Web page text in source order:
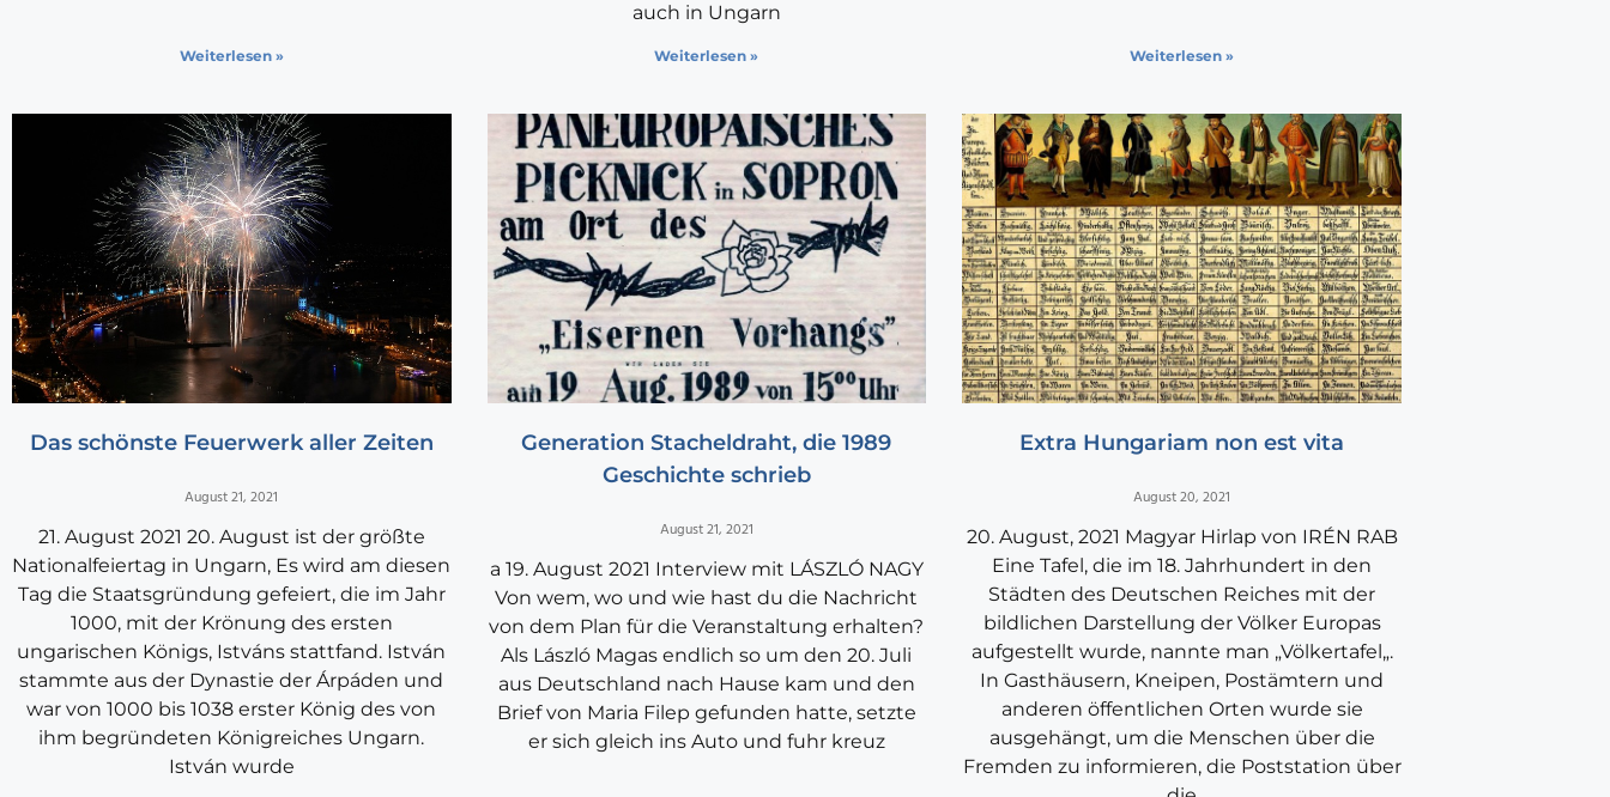
Weiterlesen »
auch in Ungarn
Weiterlesen » Weiterlesen »
Das schönste Feuerwerk aller Zeiten
August 21, 2021
21. August 2021 20. August ist der größte
Nationalfeiertag in Ungarn, Es wird am diesen
Tag die Staatsgründung gefeiert, die im Jahr
1000, mit der Krönung des ersten
ungarischen Königs, Istváns stattfand. István
stammte aus der Dynastie der Árpáden und
war von 1000 bis 1038 erster König des von
ihm begründeten Königreiches Ungarn.
István wurde
Generation Stacheldraht, die 1989
Geschichte schrieb
August 21, 2021
a 19. August 2021 Interview mit LÁSZLÓ NAGY
Von wem, wo und wie hast du die Nachricht
von dem Plan für die Veranstaltung erhalten?
Als László Magas endlich so um den 20. Juli
aus Deutschland nach Hause kam und den
Brief von Maria Filep gefunden hatte, setzte
er sich gleich ins Auto und fuhr kreuz
Extra Hungariam non est vita
August 20, 2021
20. August, 2021 Magyar Hirlap von IRÉN RAB
Eine Tafel, die im 18. Jahrhundert in den
Städten des Deutschen Reiches mit der
bildlichen Darstellung der Völker Europas
aufgestellt wurde, nannte man „Völkertafel„.
In Gasthäusern, Kneipen, Postämtern und
anderen öffentlichen Orten wurde sie
ausgehängt, um die Menschen über die
Fremden zu informieren, die Poststation über